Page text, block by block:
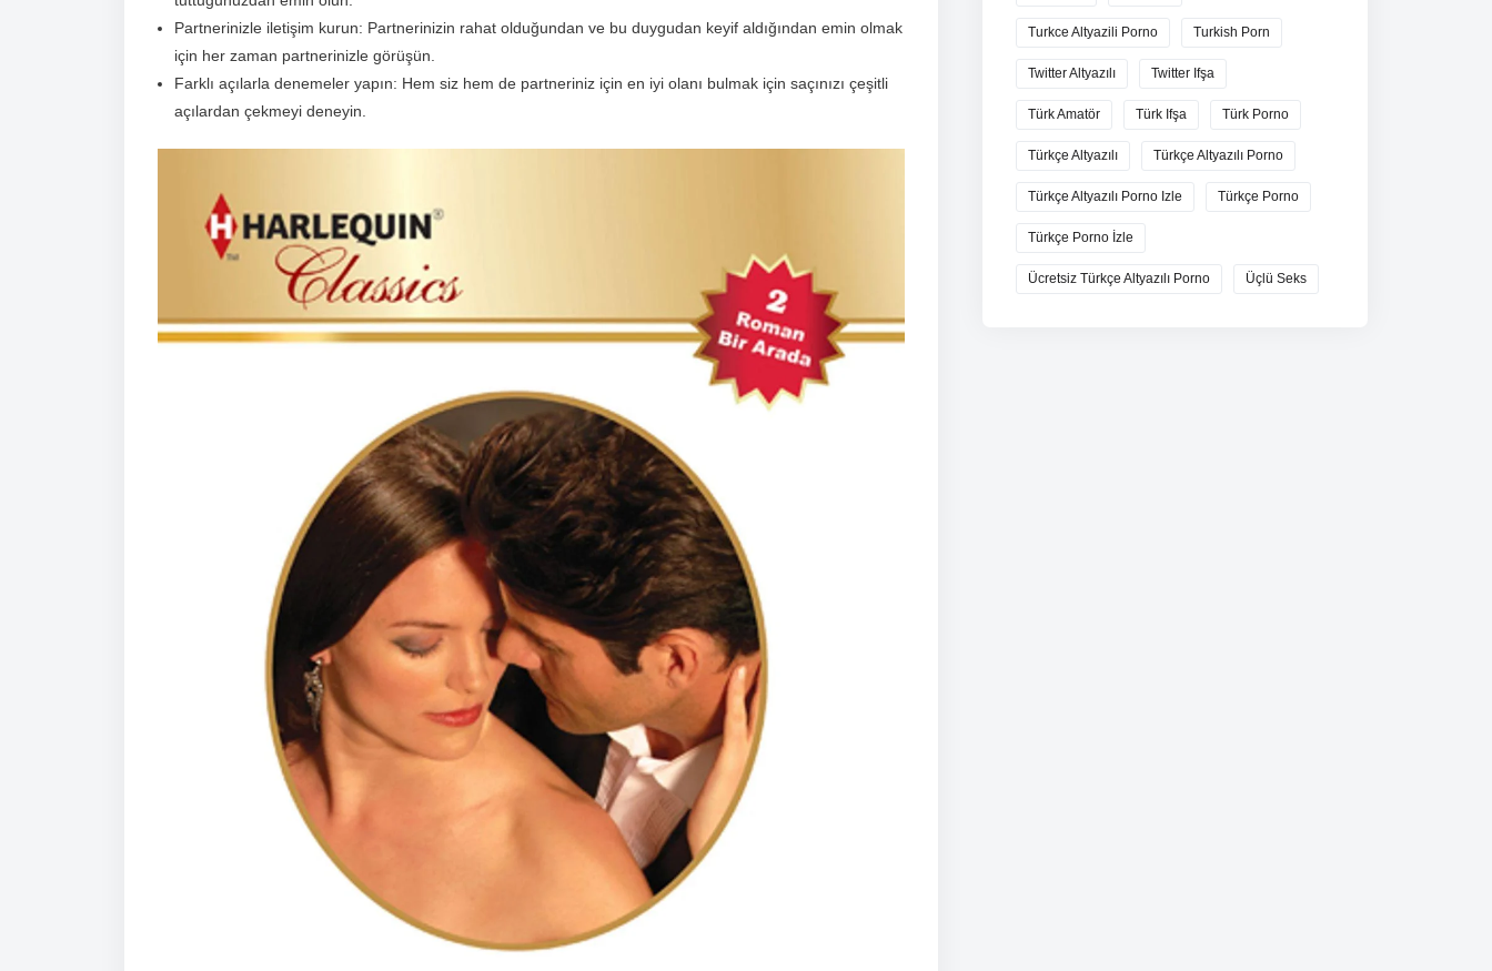
Partnerinizle iletişim kurun: Partnerinizin rahat olduğundan ve bu duygudan keyif aldığından emin olmak
için her zaman partnerinizle görüşün.
Farklı açılarla denemeler yapın: Hem siz hem de partneriniz için en iyi olanı bulmak için saçınızı çeşitli
açılardan çekmeyi deneyin.
Turkce Altyazili Porno Turkish Porn
Twitter Altyazılı Twitter Ifşa
Türk Amatör Türk Ifşa Türk Porno
Türkçe Altyazılı Türkçe Altyazılı Porno
Türkçe Altyazılı Porno Izle Türkçe Porno
Türkçe Porno İzle
Ücretsiz Türkçe Altyazılı Porno Üçlü Seks